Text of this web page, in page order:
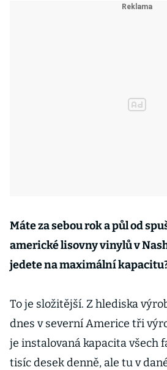
Máte za sebou rok a půl od
americké lisovny vinylů v
jedete na maximální
To je složitější. Z hlediska
dnes v severní Americe tři
je instalovaná kapacita všech
tisíc desek denně, ale tu v